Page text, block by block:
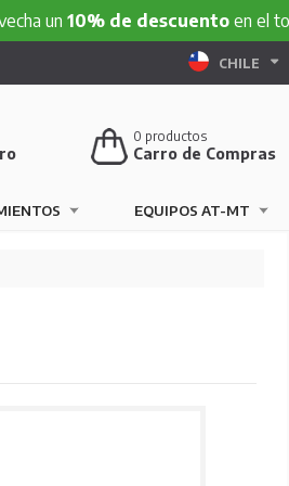
de descuentoen el total de tu
CHILE
0 productos
Carro de Compras
EQUIPOS AT-MT